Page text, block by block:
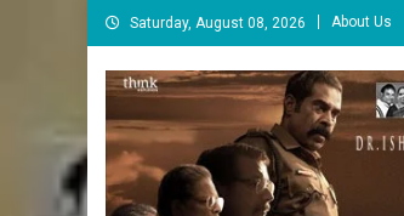
Skip
to
content
Saturday, August 08, 2026 About Us
Cinema Paarvai